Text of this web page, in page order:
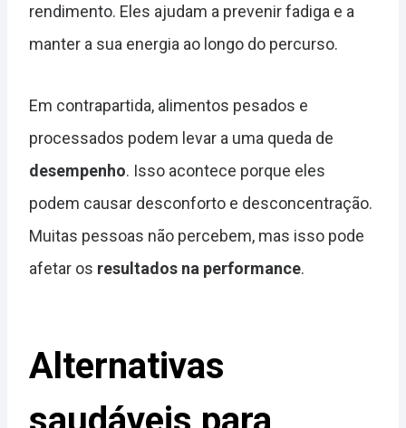
rendimento. Eles ajudam a prevenir fadiga e a
manter a sua energia ao longo do percurso.
Em contrapartida, alimentos pesados e
processados podem levar a uma queda de
desempenho. Isso acontece porque eles
podem causar desconforto e desconcentração.
Muitas pessoas não percebem, mas isso pode
afetar os resultados na performance.
Alternativas